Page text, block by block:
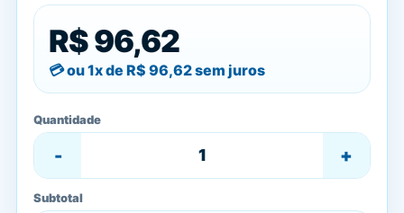
R$ 96,62
ou 1x de R$ 96,62sem juros
Quantidade
- +
Subtotal